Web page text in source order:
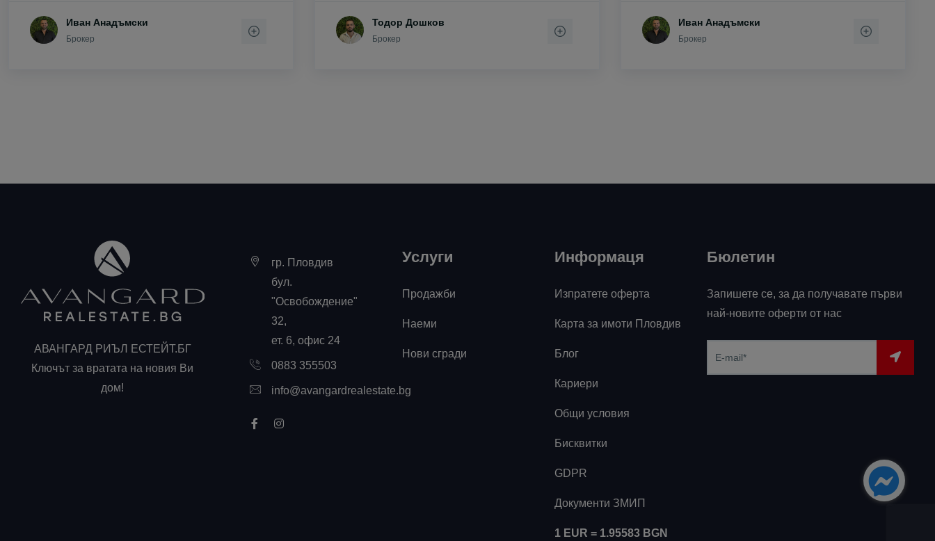
Иван Анадъмски
Брокер
Тодор Дошков
Брокер
Иван Анадъмски
Брокер
АВАНГАРД РИЪЛ ЕСТЕЙТ.БГ
Ключът за вратата на новия Ви
дом!
гр. Пловдив
бул.
"Освобождение"
32,
ет. 6, офис 24
0883 355503
info@avangardrealestate.bg
Услуги
Продажби
Наеми
Нови сгради
Информаця
Изпратете оферта
Карта за имоти Пловдив
Блог
Кариери
Общи условия
Бисквитки
GDPR
Документи ЗМИП
1 EUR = 1.95583 BGN
Бюлетин
Запишете се, за да получавате първи
най-новите оферти от нас